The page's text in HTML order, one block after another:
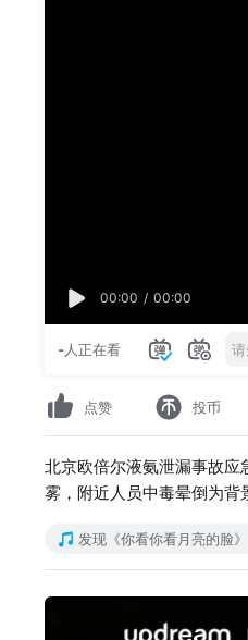
00:00 / 00:00
-人正在看
点赞 投币
北京欧倍尔液氨泄漏事故应
雾，附近人员中毒晕倒为背
发现《你看你看月亮的脸》